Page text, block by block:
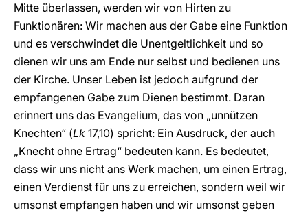
Mitte überlassen, werden wir von Hirten zu
Funktionären: Wir machen aus der Gabe eine Funktion
und es verschwindet die Unentgeltlichkeit und so
dienen wir uns am Ende nur selbst und bedienen uns
der Kirche. Unser Leben ist jedoch aufgrund der
empfangenen Gabe zum Dienen bestimmt. Daran
erinnert uns das Evangelium, das von „unnützen
Knechten“ (Lk 17,10) spricht: Ein Ausdruck, der auch
„Knecht ohne Ertrag“ bedeuten kann. Es bedeutet,
dass wir uns nicht ans Werk machen, um einen Ertrag,
einen Verdienst für uns zu erreichen, sondern weil wir
umsonst empfangen haben und wir umsonst geben